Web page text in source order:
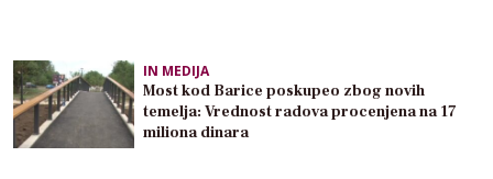
IN MEDIJA
Most kod Barice poskupeo zbog novih
temelja: Vrednost radova procenjena na 17
miliona dinara